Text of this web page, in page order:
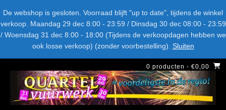
De webshop is gesloten. Voorraad blijft "up to date", tijdens de winkel
verkoop. Maandag 29 dec 8:00 - 23:59 / Dinsdag 30 dec 08:00 - 23:59
/ Woensdag 31 dec 8:00 - 18:00 (Tijdens de verkoopdagen hebben we
ook losse verkoop) (zonder voorbestelling). Sluiten
naar
inhoud
LEVERANCIERS TYPE AANBIEDINGEN CATEGORIE
NIEUW DIT JAAR
0 producten - €0,00